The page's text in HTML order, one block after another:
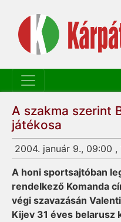
A szakma szerint
játékosa
2004. január 9., 09:00 ,
A honi sportsajtóban
rendelkező Komanda
végi szavazásán
Kijev 31 éves belarusz